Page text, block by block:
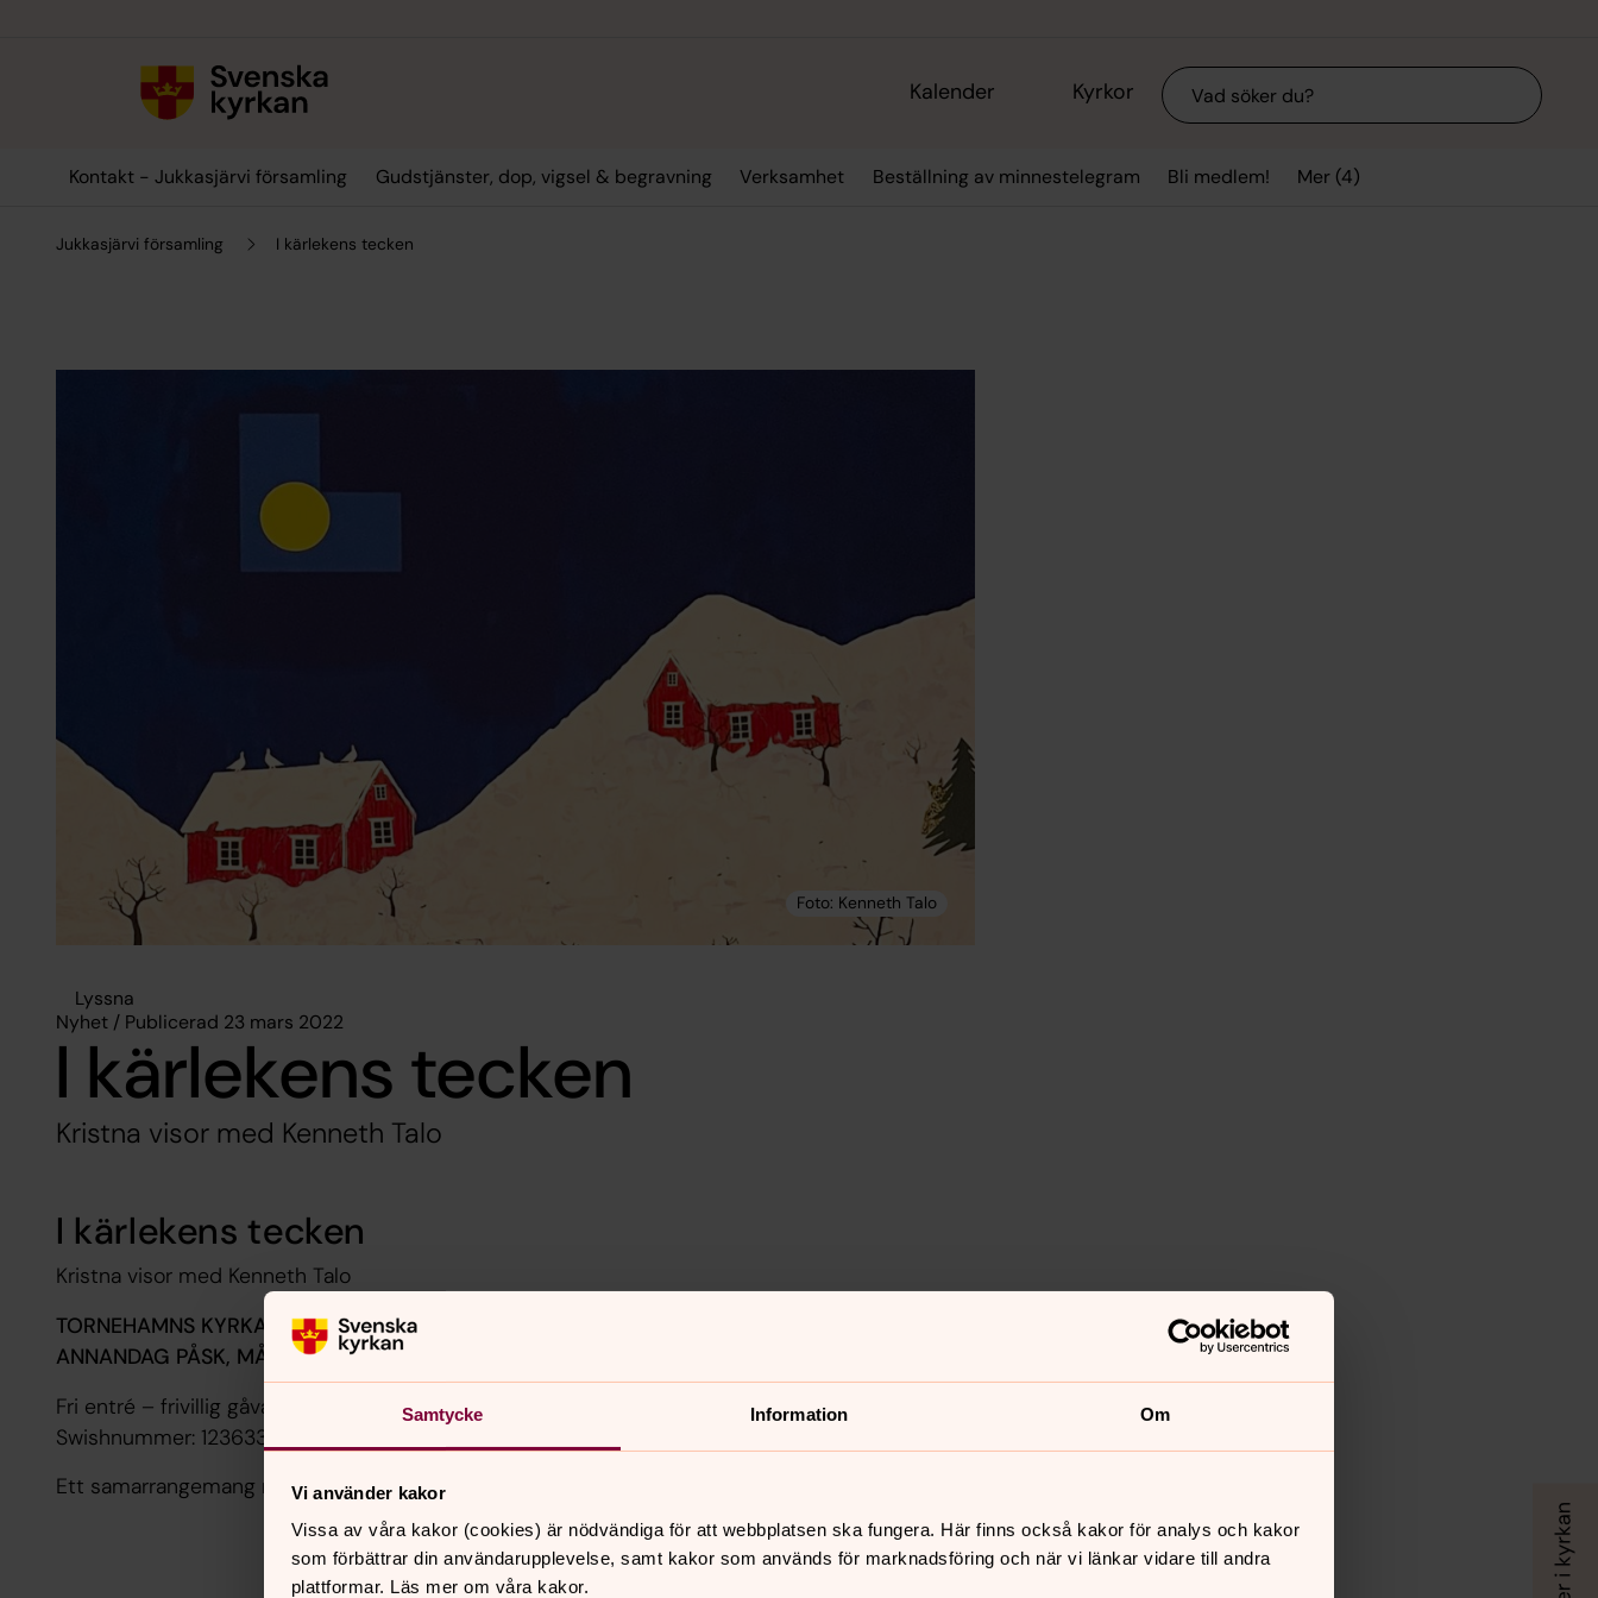
Samtycke Information Om
Vi använder kakor
Vissa av våra kakor (cookies) är nödvändiga för att webbplatsen ska fungera. Här finns också kakor för analys och kakor
som förbättrar din användarupplevelse, samt kakor som används för marknadsföring och när vi länkar vidare till andra
plattformar. Läs mer om våra kakor.
Kalender Kyrkor Sök
Kontakt - Jukkasjärvi församling Gudstjänster, dop, vigsel & begravning Verksamhet Beställning av minnestelegram Bli medlem! Mer (4)
Jukkasjärvi församling I kärlekens tecken
Lyssna
Nyhet / Publicerad 23 mars 2022
I kärlekens tecken
Kristna visor med Kenneth Talo
I kärlekens tecken
Kristna visor med Kenneth Talo
TORNEHAMNS KYRKA,
ANNANDAG PÅSK, MÅNDAG 18 APRIL KL 18.00
Fri entré – frivillig gåva till musikverksamheten
Swishnummer: 1236334650 (märk - Musikverksamheten)
Ett samarrangemang med studieförbundet SENSUS